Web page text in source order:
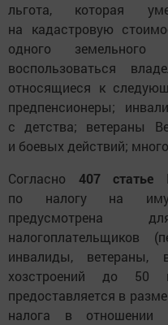
льгота, которая
на кадастровую
одного земельного
воспользоваться
относящиеся к
предпенсионеры;
с детства; ветераны
и боевых действий;
Согласно 407 статье
по налогу на
предусмотрена
налогоплательщиков
инвалиды, ветераны,
хозстроений до
предоставляется в
налога в отношении